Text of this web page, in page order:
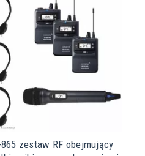
865 zestaw RF obejmujący